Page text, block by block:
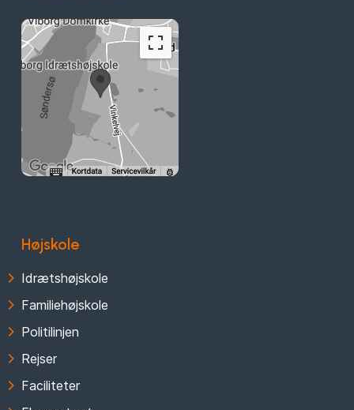
Højskole
Idrætshøjskole
Familiehøjskole
Politilinjen
Rejser
Faciliteter